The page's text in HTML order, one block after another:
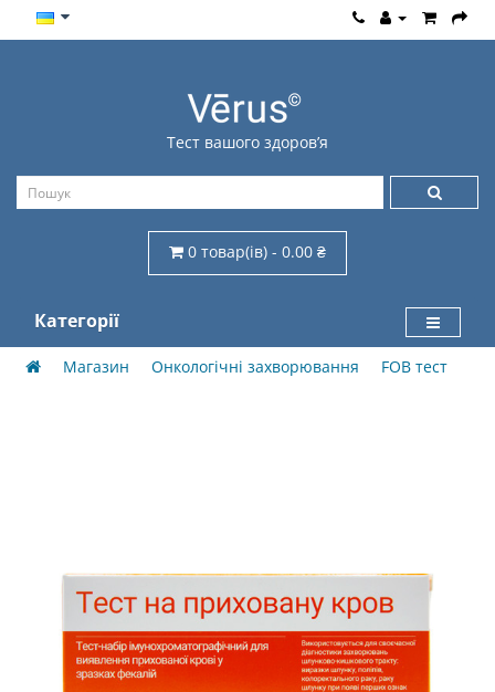
Тест вашого здоров’я
0 товар(ів) - 0.00 ₴
Категорії
Магазин Онкологічні захворювання FOB тест